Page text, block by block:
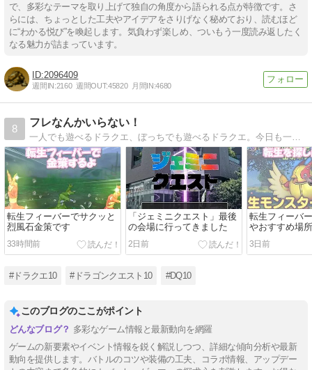
で、多彩なテーマを取り上げて独自の角度から語られる点が特徴です。さ
らには、ちょっとした工夫やアイデアをさりげなく秘めており、読むほど
に“わかる悦び”を喚起します。気負わず楽しめ、ついもう一度読み返したく
なる魅力が詰まっています。
2096409
週間IN:2160 週間OUT:45820 月間IN:4680
8
フレなんかいらない！
一人でも遊べるドラクエ、ぼっちでも遊べるドラクエ。今日も一人楽しくアストルティアを冒険中！
転生フィーバーでサクッと
烈風石金策です
33時間前
「ジェミニクエスト」最後
の会場に行ってきました
2日前
転生フィーバ
やおすすめ場
3日前
#ドラクエ10 #ドラゴンクエスト10 #DQ10
このブログのここがポイント
多彩なゲーム情報と最新動向を網羅
ゲームの新要素やイベント情報を鋭く解説しつつ、詳細な傾向分析や最新
動向を提供します。バトルのコツや装備の工夫、コラボ情報、アップデー